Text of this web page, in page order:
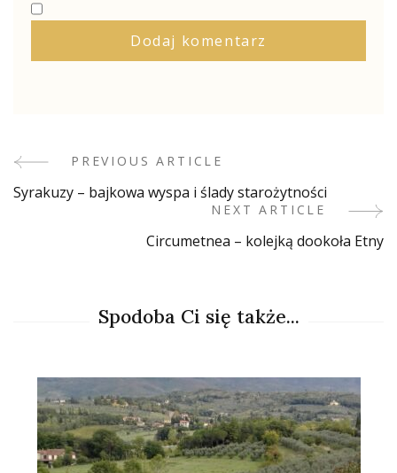
Post
Navigation
PREVIOUS ARTICLE
Syrakuzy – bajkowa wyspa i ślady starożytności
NEXT ARTICLE
Circumetnea – kolejką dookoła Etny
Spodoba Ci się także...